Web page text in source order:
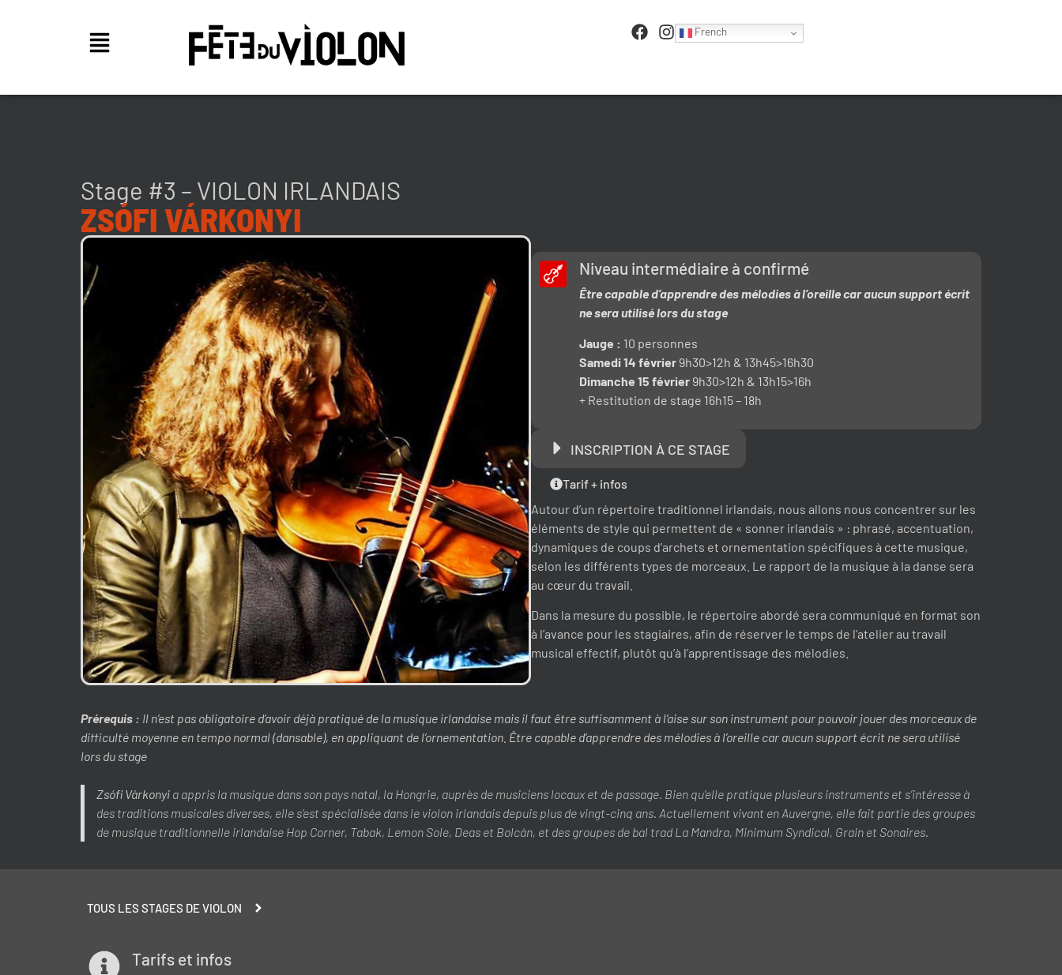
French
Stage #3 – VIOLON IRLANDAIS
ZSÓFI VÁRKONYI
Niveau intermédiaire à confirmé
Être capable d’apprendre des mélodies à l’oreille car aucun support écrit
ne sera utilisé lors du stage
Jauge : 10 personnes
Samedi 14 février 9h30>12h & 13h45>16h30
Dimanche 15 février 9h30>12h & 13h15>16h
+ Restitution de stage 16h15 – 18h
INSCRIPTION À CE STAGE
Tarif + infos
Autour d’un répertoire traditionnel irlandais, nous allons nous concentrer sur les
éléments de style qui permettent de « sonner irlandais » : phrasé, accentuation,
dynamiques de coups d’archets et ornementation spécifiques à cette musique,
selon les différents types de morceaux. Le rapport de la musique à la danse sera
au cœur du travail.
Dans la mesure du possible, le répertoire abordé sera communiqué en format son
à l’avance pour les stagiaires, afin de réserver le temps de l’atelier au travail
musical effectif, plutôt qu’à l’apprentissage des mélodies.
Prérequis : Il n’est pas obligatoire d’avoir déjà pratiqué de la musique irlandaise mais il faut être suffisamment à l’aise sur son instrument pour pouvoir jouer des morceaux de
difficulté moyenne en tempo normal (dansable), en appliquant de l’ornementation. Être capable d’apprendre des mélodies à l’oreille car aucun support écrit ne sera utilisé
lors du stage
Zsófi Várkonyi a appris la musique dans son pays natal, la Hongrie, auprès de musiciens locaux et de passage. Bien qu’elle pratique plusieurs instruments et s’intéresse à
des traditions musicales diverses, elle s’est spécialisée dans le violon irlandais depuis plus de vingt-cinq ans. Actuellement vivant en Auvergne, elle fait partie des groupes
de musique traditionnelle irlandaise Hop Corner, Tabak, Lemon Sole, Deas et Bolcán, et des groupes de bal trad La Mandra, Minimum Syndical, Grain et Sonaires.
TOUS LES STAGES DE VIOLON
Tarifs et infos